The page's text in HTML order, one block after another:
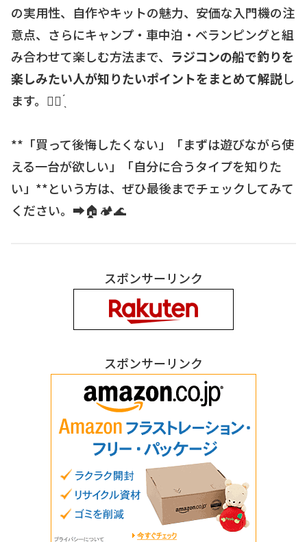
の実用性、自作やキットの魅力、安価な入門機の注
意点、さらにキャンプ・車中泊・ベランピングと組
み合わせて楽しむ方法まで、 ラジコンの船で釣りを
楽しみたい人が知りたいポイントをまとめて解説し
ます。☝🏻 ̖́
**「買って後悔したくない」「まずは遊びながら使
える一台が欲しい」「自分に合うタイプを知りた
い」**という方は、ぜひ最後までチェックしてみて
ください。➡️🏠🏕🌊
スポンサーリンク
スポンサーリンク